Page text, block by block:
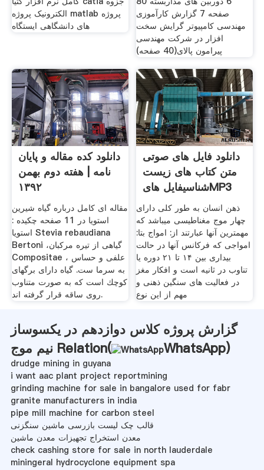
الکترونیک پروژه matlab پروژه
های دانشگاهی ایستگاه
صفحه 7 گزارش کارآموزی
مهندسی کامپیوتر گرایش سخت
افزار در شرکت مهندسی
پیرامون پالای(40 صفحه)
دانلود کده مقاله و پایان
نامه | هفته دوم بهمن
۱۳۹۲
مقاله ای کامل درباره گیاه شیرین
استویا در 11 صفحه چکیده :
استویا Stevia rebaudiana
Bertoni ،گیاهی از تیره مرکبان
Compositae ، علفی و حساس
به سرما ست. گیاه دارای برگهای
كوچك است كه به صورت متناوب
روی ساقه قرار گرفته اند.
دانلود فایل های صوتی
متن کتاب های زیست
شناسیفایل هایMP3
ذهن انسان به طور کلی دارای
چهار موج مغناطیسی میباشد که
مهمترین آنها عبارتند از: امواج بتا:
امواجی که فرکانس آنها در حالت
بیداری بین ۱۴ تا ۲۱ دوره یا
تناوب در ثانیه است و افکار مغز
در فعالیت های سنگین ذهنی و
مهم از این نوع
گزارش پروژه کلاس دوازدهم در یکسوساز
نیم موج Relation(
WhatsApp)
drudge mining in guyana
i want aac plant project reportmining
grinding machine for sale in bangalore used for fabr
granite manufacturers in india
pipe mill machine for carbon steel
قالب چک لیست بازرسی ماشین سنگزنی
معدن استخراج تجهیزات معدن ماشین
check cashing store for sale in north lauderdale
miningeral hydrocyclone equipment spa